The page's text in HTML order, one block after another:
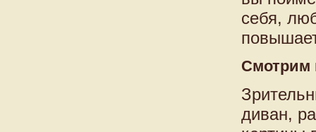
себя,
диван,